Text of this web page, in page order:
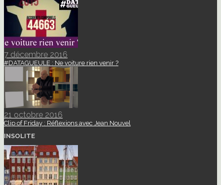
7 décembre 2016
#DATAGUEULE : Ne voiture rien venir ?
21 octobre 2016
Clip of Friday : Réflexions avec Jean Nouvel
INSOLITE